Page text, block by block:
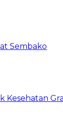
Sembako
Kesehatan